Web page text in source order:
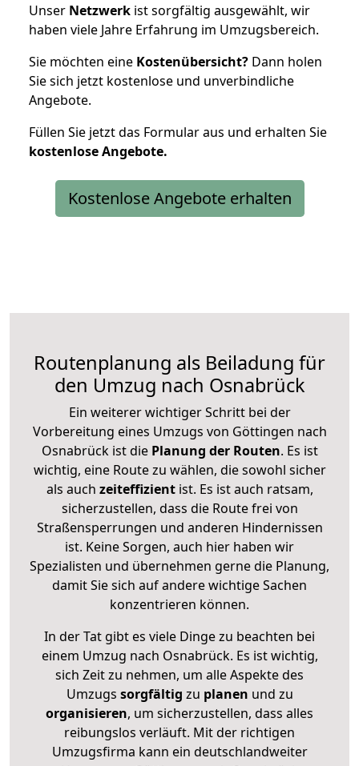
Unser Netzwerk ist sorgfältig ausgewählt, wir
haben viele Jahre Erfahrung im Umzugsbereich.
Sie möchten eine Kostenübersicht? Dann holen
Sie sich jetzt kostenlose und unverbindliche
Angebote.
Füllen Sie jetzt das Formular aus und erhalten Sie
kostenloseAngebote.
Kostenlose Angebote erhalten
Routenplanung als Beiladung für
den Umzug nach Osnabrück
Ein weiterer wichtiger Schritt bei der
Vorbereitung eines Umzugs von Göttingen nach
Osnabrück ist diePlanung der Routen. Es ist
wichtig, eine Route zu wählen, die sowohl sicher
als auch zeiteffizientist. Es ist auch ratsam,
sicherzustellen, dass die Route frei von
Straßensperrungen und anderen Hindernissen
ist. Keine Sorgen, auch hier haben wir
Spezialisten und übernehmen gerne die Planung,
damit Sie sich auf andere wichtige Sachen
konzentrieren können.
In der Tat gibt es viele Dinge zu beachten bei
einem Umzug nach Osnabrück. Es ist wichtig,
sich Zeit zu nehmen, um alle Aspekte des
Umzugs sorgfältig zu planen und zu
organisieren, um sicherzustellen, dass alles
reibungslos verläuft. Mit der richtigen
Umzugsfirma kann ein deutschlandweiter